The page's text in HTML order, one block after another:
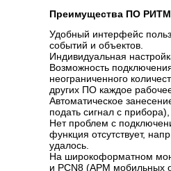
Преимущества ПО
Удобный интерфейс
событий и объектов.
Индивидуальная
Возможность
неограниченного
других ПО каждое
Автоматическое
подать сигнал с
Нет проблем с
функция отсутствует,
удалось.
На широкоформатном
и PCN8 (АРМ мобильных